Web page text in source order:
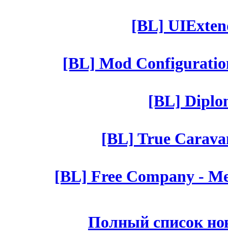
[BL]
[BL] Mod
[BL]
[BL] True
[BL] Free Company -
Полный список